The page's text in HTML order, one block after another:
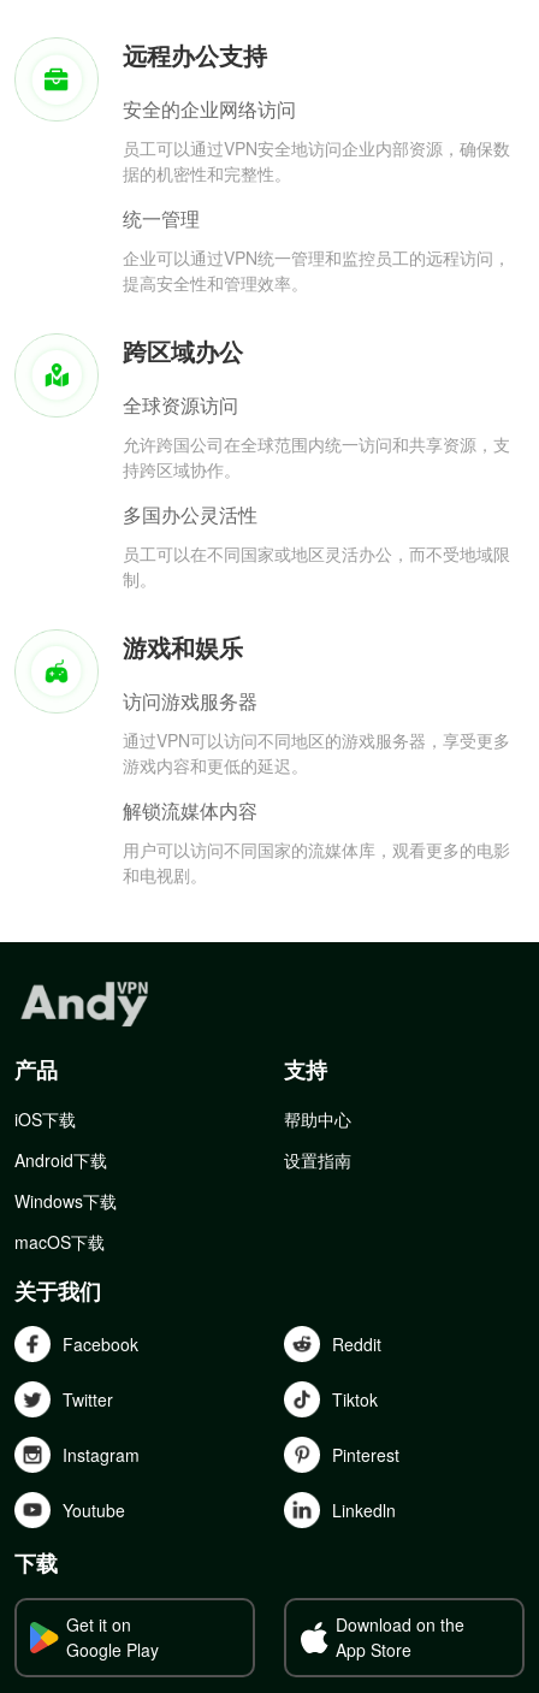
远程办公支持
安全的企业网络访问
员工可以通过VPN安全地访问企业内部资源，确保数
据的机密性和完整性。
统一管理
企业可以通过VPN统一管理和监控员工的远程访问，
提高安全性和管理效率。
跨区域办公
全球资源访问
允许跨国公司在全球范围内统一访问和共享资源，支
持跨区域协作。
多国办公灵活性
员工可以在不同国家或地区灵活办公，而不受地域限
制。
游戏和娱乐
访问游戏服务器
通过VPN可以访问不同地区的游戏服务器，享受更多
游戏内容和更低的延迟。
解锁流媒体内容
用户可以访问不同国家的流媒体库，观看更多的电影
和电视剧。
产品
iOS下载
Android下载
Windows下载
macOS下载
支持
帮助中心
设置指南
关于我们
Facebook Reddit
Twitter Tiktok
Instagram Pinterest
Youtube Linkedln
下载
Get it on
Google Play
Download on the
App Store